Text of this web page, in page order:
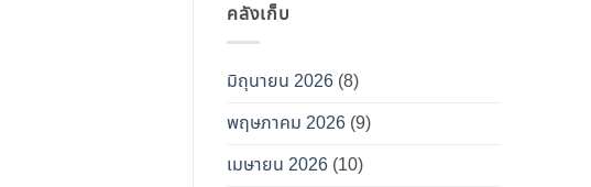
คลังเก็บ
มิถุนายน 2026 (8)
พฤษภาคม 2026 (9)
เมษายน 2026 (10)